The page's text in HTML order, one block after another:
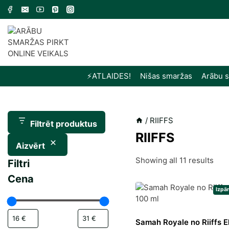
Skip
content
⚡️ATLAIDES! Nišas smaržas Arābu
/ RIIFFS
RIIFFS
Showing all 11 results
Samah Royale no Riiffs
Filtrēt produktus
Aizvērt
Filtri
Cena